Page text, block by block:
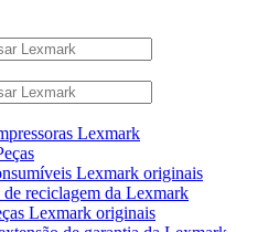
Lexmark
Lexmark originais
de reciclagem da Lexmark
Lexmark originais